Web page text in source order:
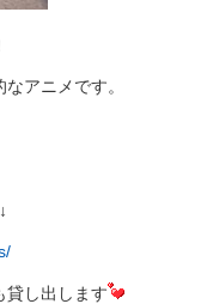
アニメです。
貸し出します